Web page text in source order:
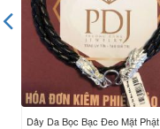
Dây Da Bọc Bạc Đeo Mặt Phật